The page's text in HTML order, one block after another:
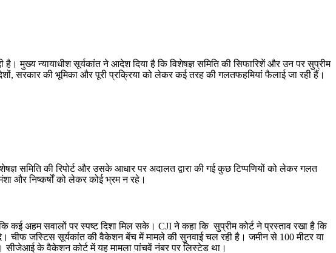
मुख्य न्यायाधीश सूर्यकांत ने आदेश दिया है कि विशेषज्ञ समिति की सिफारिशें और उन पर सुप्रीम
सरकार की भूमिका और पूरी प्रक्रिया को लेकर कई तरह की गलतफहमियां फैलाई जा रही हैं।
समिति की रिपोर्ट और उसके आधार पर अदालत द्वारा की गई कुछ टिप्पणियों को लेकर गलत
और निष्कर्षों को लेकर कोई भ्रम न रहे।
कई अहम सवालों पर स्पष्ट दिशा मिल सके। CJI ने कहा कि सुप्रीम कोर्ट ने प्रस्ताव रखा है कि
दे। चीफ जस्टिस सूर्यकांत की वैकेशन बेंच में मामले की सुनवाई चल रही है। जमीन से 100 मीटर या
है। सीजेआई के वैकेशन कोर्ट में यह मामला पांचवें नंबर पर लिस्टेड था।